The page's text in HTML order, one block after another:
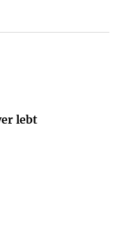
lebt